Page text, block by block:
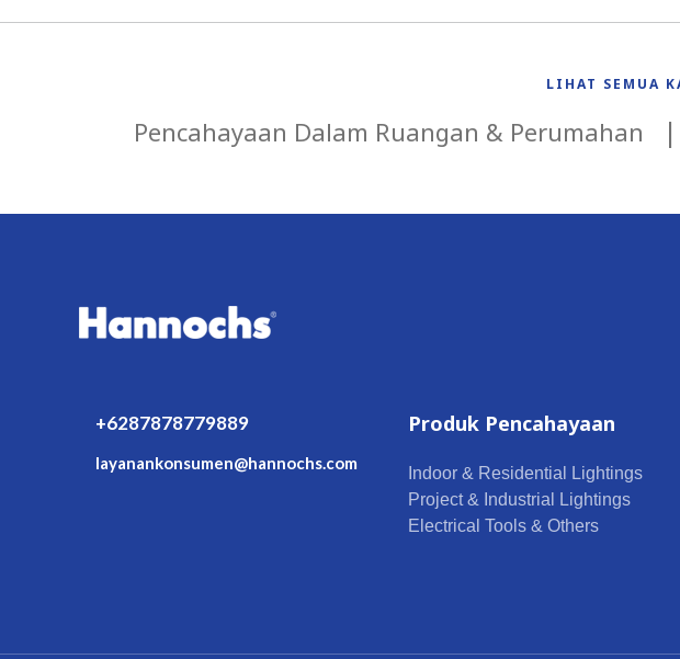
LIHAT SEMUA
Pencahayaan Dalam Ruangan & Perumahan
+6287878779889
layanankonsumen@hannochs.com
Produk Pencahayaan
Indoor & Residential Lightings
Project & Industrial Lightings
Electrical Tools & Others